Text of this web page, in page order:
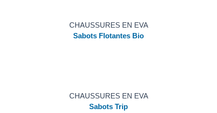
CHAUSSURES EN EVA
Sabots Flotantes Bio
CHAUSSURES EN EVA
Sabots Trip